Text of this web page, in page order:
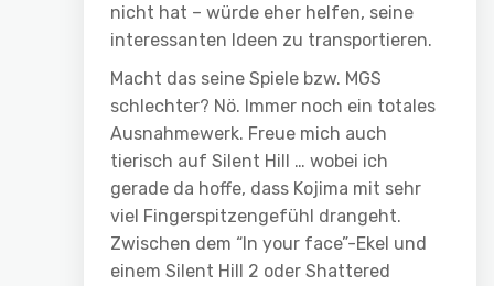
nicht hat – würde eher helfen, seine
interessanten Ideen zu transportieren.
Macht das seine Spiele bzw. MGS
schlechter? Nö. Immer noch ein totales
Ausnahmewerk. Freue mich auch
tierisch auf Silent Hill … wobei ich
gerade da hoffe, dass Kojima mit sehr
viel Fingerspitzengefühl drangeht.
Zwischen dem “In your face”-Ekel und
einem Silent Hill 2 oder Shattered